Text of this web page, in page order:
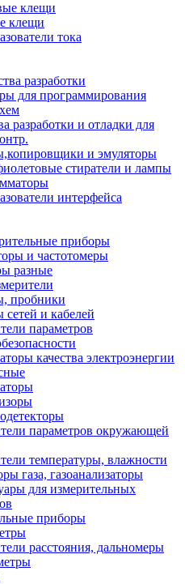
клещи
клещи
тока
разработки
для программирования
разработки и отладки для
и эмуляторы
стиратели и лампы
интерфейса
приборы
и частотомеры
разные
пробники
сетей и кабелей
параметров
качества электроэнергии
параметров окружающей
температуры, влажности
газа, газоанализаторы
для измерительных
приборы
расстояния, дальномеры